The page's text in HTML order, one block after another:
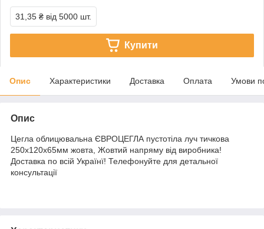
31,35 ₴ від 5000 шт.
Купити
Опис Характеристики Доставка Оплата Умови
Опис
Цегла облицювальна ЄВРОЦЕГЛА пустотіла луч тичкова
250х120х65мм жовта, Жовтий напряму від виробника!
Доставка по всій Українї! Телефонуйте для детальної
консультації